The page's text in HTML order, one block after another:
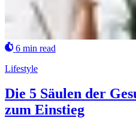
6 min read
Lifestyle
Die 5 Säulen der
zum Einstieg